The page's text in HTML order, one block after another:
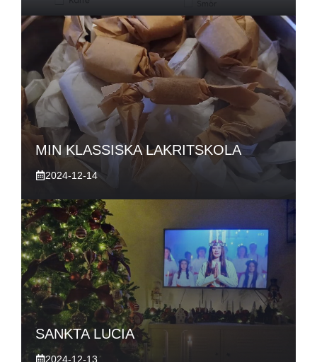
MIN KLASSISKA LAKRITSKOLA
2024-12-14
SANKTA LUCIA
2024-12-13